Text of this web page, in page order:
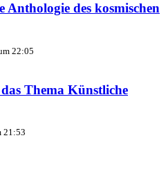
des kosmischen
22:05
Thema Künstliche
21:53